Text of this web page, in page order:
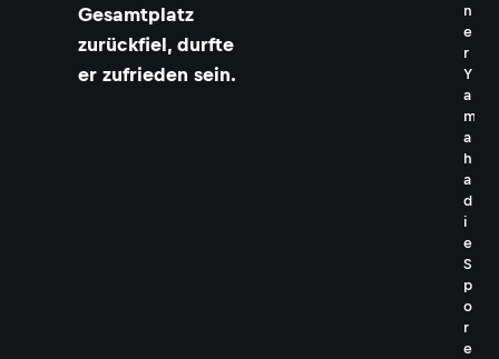
Gesamtplatz
zurückfiel, durfte
er zufrieden sein.
n
e
r
Y
a
m
a
h
a
d
i
e
S
p
o
r
e